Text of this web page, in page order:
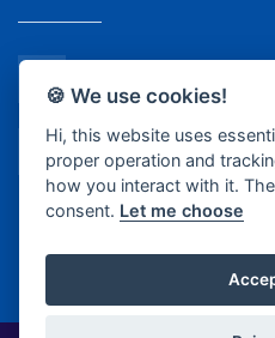
+420 737 218 679
info@bkopava.cz
www.bkopava.cz
🍪 We use cookies!
Hi, this website uses
proper operation and
how you interact with it.
consent. Let me choose